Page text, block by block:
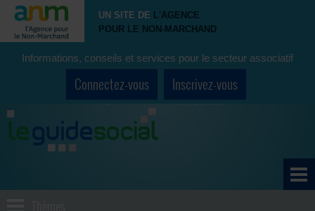
UN SITE DE L'AGENCE
POUR LE NON-MARCHAND
Informations, conseils et services pour le secteur associatif
Connectez-vous Inscrivez-vous